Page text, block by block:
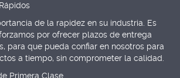
de la rapidez en su industria. Es
por ofrecer plazos de entrega
para que pueda confiar en nosotros para
a tiempo, sin comprometer la calidad.
Primera Clase